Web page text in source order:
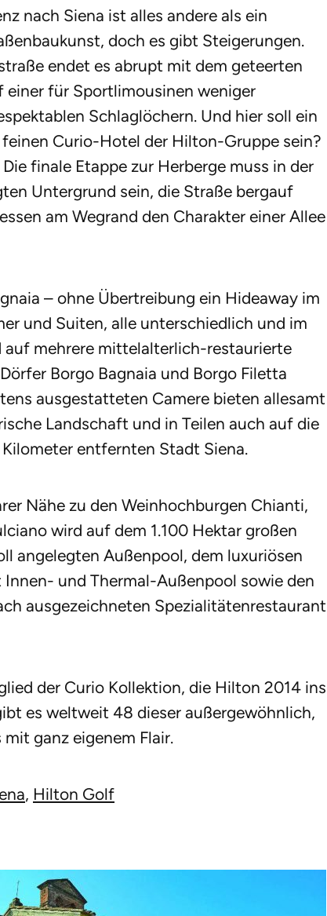
nach Siena ist alles andere als ein
doch es gibt Steigerungen.
endet es abrupt mit dem geteerten
einer für Sportlimousinen weniger
Schlaglöchern. Und hier soll ein
Curio-Hotel der Hilton-Gruppe sein?
finale Etappe zur Herberge muss in der
Untergrund sein, die Straße bergauf
am Wegrand den Charakter einer Allee
– ohne Übertreibung ein Hideaway im
und Suiten, alle unterschiedlich und im
mehrere mittelalterlich-restaurierte
Borgo Bagnaia und Borgo Filetta
ausgestatteten Camere bieten allesamt
Landschaft und in Teilen auch auf die
entfernten Stadt Siena.
Nähe zu den Weinhochburgen Chianti,
wird auf dem 1.100 Hektar großen
angelegten Außenpool, dem luxuriösen
und Thermal-Außenpool sowie den
ausgezeichneten Spezialitätenrestaurant
der Curio Kollektion, die Hilton 2014 ins
es weltweit 48 dieser außergewöhnlich,
ganz eigenem Flair.
, Hilton Golf